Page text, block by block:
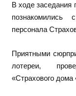
В ходе заседания
персонала
Приятными
лотереи,
«Страхового